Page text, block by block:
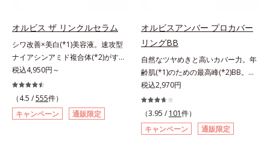
膜ができ始めることで膜が強くくず
れにくくなり、密閉することで保湿
成分を浸透促進すること（角層ま
で）*5 保湿成分*6 角層まで＜使用
量目安＞大きめのパール1粒程度
※全顔使用の場合＜使用ステップ＞
洗顔料 ⇒ 化粧水 ⇒ 保湿液 ⇒オル
ビス リンクルブライトUVプロテク
エキス配合＝角層のすみずみまで水
分・油分を保ち、ハリ・ツヤを与え
る保湿成分*10 気持ちのことアレ
ルギーテスト済＝全ての方にアレル
ギーが起こらないということではあ
リ感あふれる肌へと導きます。うる
おいに満ちたゆらがない肌をご体感
いただくために設計された3ステッ
プで、いつも力強く美しくあり続け
るあなたを応援します。*1 肌にう
るおいが満ち、維持されている状態
*2 年齢に応じたお手入れのこと
*3 デクスパンテノールW*4
することを防止し、細かい毛穴汚れ
をごっそりするん！角栓溶解オイル
(*4)が詰まりや黒ずみも溶かして、
毛穴の目立ちにくいすべすべ肌に洗
い上げます。大人肌のためのくすみ
(*5)を晴らすアプローチによって圧
巻の洗浄力と保湿力を叶え、毛穴目
立ち(*6)や乾燥によるくすみをケア
し、毎日のメイクが楽しくなる晴れ
オルビス ザ リンクルセラム
シワ改善×美白(*1)美容液。速攻型
ナイアシンアミド複合体(*2)がすば
やく浸透(*3)。ピンと、パッと。大
人の肌にハリ感を。シワ改善×美白
(*1)美容液。ポーラ化成 研究所の独
自研究で見出した、速攻型ナイアシ
ンアミド複合体(*2)と浸透サポート
税込4,950円～
（4.5 /555件）
キャンペーン
通販限定
オルビスアンバー プロカバー
リングBB
自然なツヤめきと高いカバー力。年
齢肌(*1)のための最高峰(*2)BB。年
齢肌(*1)のための最高峰(*2)BBクリ
ームです。肌のアラを光でふわりと
とばし、くすみや凹凸も軽やかにカ
バー。さらに厚みのあるテクスチャ
ーが均一にのび広がり、しっかりカ
税込2,970円
（3.95 / 101件）
キャンペーン
通販限定